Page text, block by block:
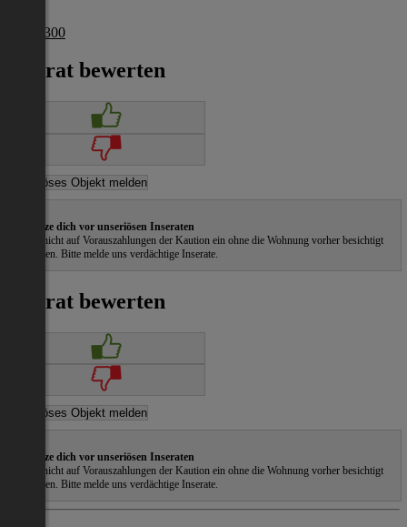
€ 453 300
Inserat bewerten
Schütze dich vor unseriösen Inseraten
Gehe nicht auf Vorauszahlungen der Kaution ein ohne die Wohnung vorher besichtigt
zu haben. Bitte melde uns verdächtige Inserate.
Inserat bewerten
Schütze dich vor unseriösen Inseraten
Gehe nicht auf Vorauszahlungen der Kaution ein ohne die Wohnung vorher besichtigt
zu haben. Bitte melde uns verdächtige Inserate.